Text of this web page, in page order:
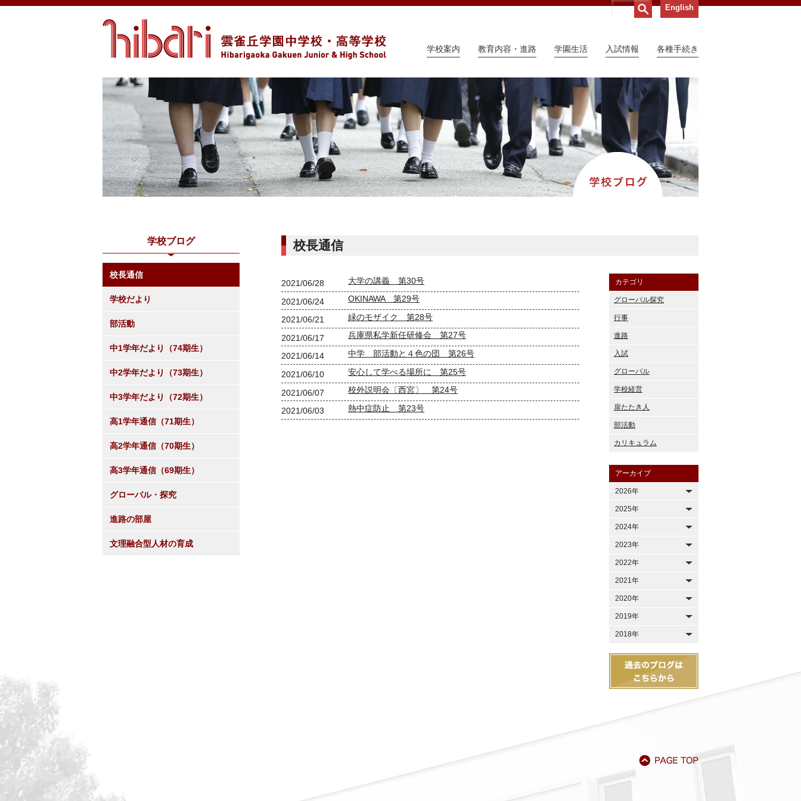
English
学校案内 教育内容・進路 学園生活 入試情報 各種手続き
校長通信
2021/06/28 大学の講義 第30号
2021/06/24 OKINAWA 第29号
2021/06/21 緑のモザイク 第28号
2021/06/17 兵庫県私学新任研修会 第27号
2021/06/14 中学 部活動と４色の団 第26号
2021/06/10 安心して学べる場所に 第25号
2021/06/07 校外説明会〔西宮〕 第24号
2021/06/03 熱中症防止 第23号
カテゴリ
グローバル探究
行事
進路
入試
グローバル
学校経営
扉たたき人
部活動
カリキュラム
アーカイブ
2026年
2025年
2024年
2023年
2022年
2021年
2020年
2019年
2018年
学校ブログ
校長通信
学校だより
部活動
中1学年だより（74期生）
中2学年だより（73期生）
中3学年だより（72期生）
高1学年通信（71期生）
高2学年通信（70期生）
高3学年通信（69期生）
グローバル・探究
進路の部屋
文理融合型人材の育成